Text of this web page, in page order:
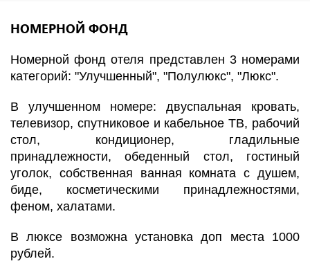
НОМЕРНОЙ ФОНД
Номерной фонд отеля представлен 3 номерами
категорий: "Улучшенный", "Полулюкс", "Люкс".
В улучшенном номере: двуспальная кровать,
телевизор, спутниковое и кабельное ТВ, рабочий
стол, кондиционер, гладильные
принадлежности, обеденный стол, гостиный
уголок, собственная ванная комната с душем,
биде, косметическими принадлежностями,
феном, халатами.
В люксе возможна установка доп места 1000
рублей.